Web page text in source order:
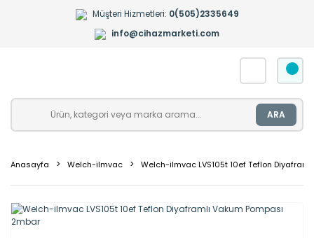
Müşteri Hizmetleri: 0(505)2335649
info@cihazmarketi.com
ARA
Anasayfa Welch-ilmvac Welch-ilmvac LVS105t 10ef Teflon